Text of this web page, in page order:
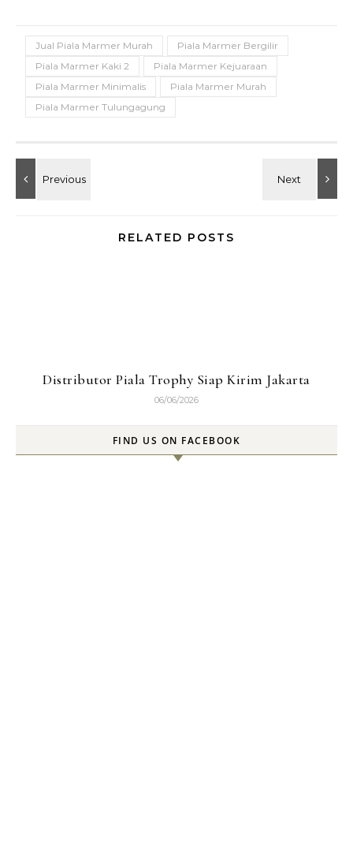
Jual Piala Marmer Murah
Piala Marmer Bergilir
Piala Marmer Kaki 2
Piala Marmer Kejuaraan
Piala Marmer Minimalis
Piala Marmer Murah
Piala Marmer Tulungagung
RELATED POSTS
Distributor Piala Trophy Siap Kirim Jakarta
06/06/2026
FIND US ON FACEBOOK